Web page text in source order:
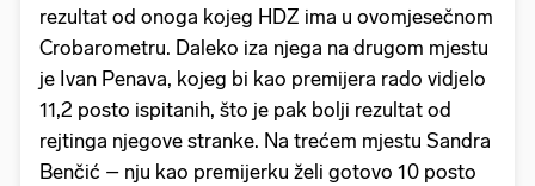
rezultat od onoga kojeg HDZ ima u ovomjesečnom
Crobarometru. Daleko iza njega na drugom mjestu
je Ivan Penava, kojeg bi kao premijera rado vidjelo
11,2 posto ispitanih, što je pak bolji rezultat od
rejtinga njegove stranke. Na trećem mjestu Sandra
Benčić – nju kao premijerku želi gotovo 10 posto